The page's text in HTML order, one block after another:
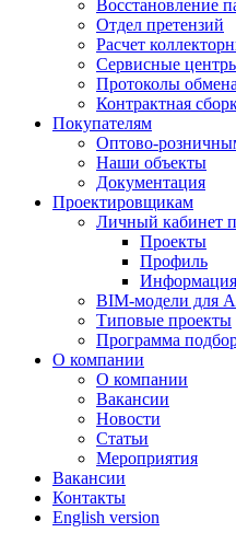
Восстановление
Отдел претензий
Расчет
Сервисные
Протоколы обмена
Контрактная
Покупателям
Оптово-
Наши объекты
Документация
Проектировщикам
Личный кабинет
Проекты
Профиль
Информация
BIM-модели для
Типовые проекты
Программа
О компании
О компании
Вакансии
Новости
Статьи
Мероприятия
Вакансии
Контакты
English version